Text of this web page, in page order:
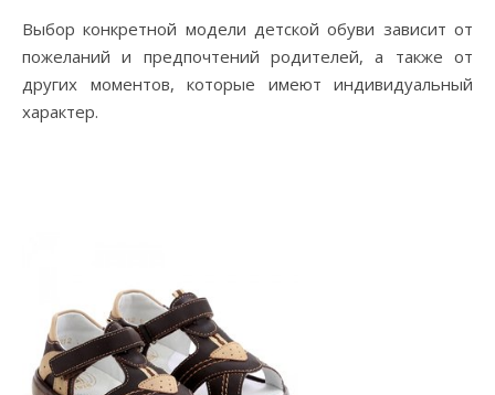
Выбор конкретной модели детской обуви зависит от
пожеланий и предпочтений родителей, а также от
других моментов, которые имеют индивидуальный
характер.